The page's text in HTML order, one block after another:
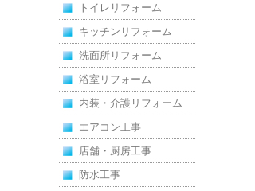
えた全面改修
トイレリフォーム
キッチンリフォーム
洗面所リフォーム
浴室リフォーム
内装・介護リフォーム
エアコン工事
店舗・厨房工事
防水工事